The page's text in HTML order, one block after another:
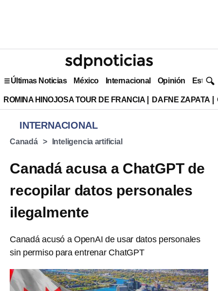
Últimas Noticias México Internacional Opinión Estilo
ROMINA HINOJOSA TOUR DE FRANCIA DAFNE ZAPATA
INTERNACIONAL
Canadá Inteligencia artificial
Canadá acusa a ChatGPT de
recopilar datos personales
ilegalmente
Canadá acusó a OpenAI de usar datos personales
sin permiso para entrenar ChatGPT